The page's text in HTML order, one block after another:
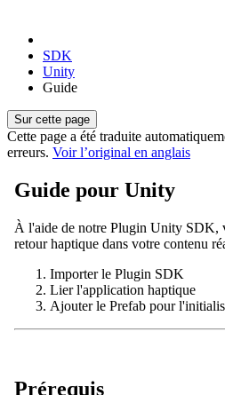
SDK
Unity
Guide
Sur cette page
Cette page a été traduite
erreurs. Voir l’original en anglais
Guide pour Unity
À l'aide de notre Plugin Unity SDK,
retour haptique dans votre contenu
Importer le Plugin SDK
Lier l'application haptique
Ajouter le Prefab pour
Prérequis